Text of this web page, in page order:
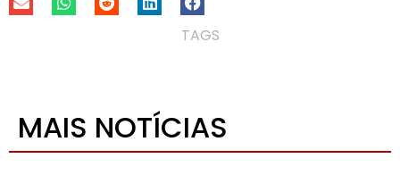
TAGS
MAIS NOTÍCIAS